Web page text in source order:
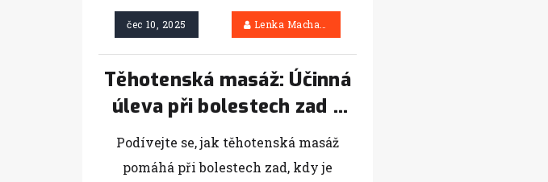
čec 10, 2025 Lenka Machačová
Těhotenská masáž: Účinná
úleva při bolestech zad a
podpora zdraví maminky
Podívejte se, jak těhotenská masáž
pomáhá při bolestech zad, kdy je